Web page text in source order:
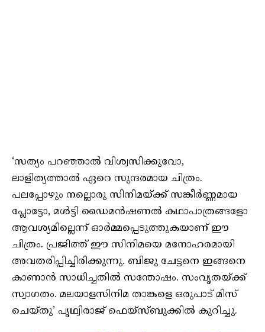
‘സത്യം പറഞ്ഞാല്‍ വിശ്വസിക്കുവോ,
ലാളിത്യത്താല്‍ ഏറെ സുന്ദരമായ ചിത്രം.
പലപ്പോഴും നല്ലൊരു സിനിമയ്ക്ക് സങ്കീര്‍ണ്ണമായ
പ്ലോട്ടോ, മള്‍ട്ടി ഡൈമന്‍ഷണല്‍ കഥാപാത്രങ്ങളോ
ആവശ്യമില്ലെന്ന് ഓര്‍മ്മപ്പെടുത്തുകയാണ് ഈ
ചിത്രം. പ്രജിത്ത് ഈ സിനിമയെ മനോഹരമായി
അവതരിപ്പിച്ചിരിക്കുന്നു. ബിജു ചേട്ടനെ ഇങ്ങനെ
കാണാന്‍ സാധിച്ചതില്‍ സന്തോഷം. സംവൃതയ്ക്ക്
സ്വാഗതം. മലയാളസിനിമ താങ്കളെ ഒരുപാട് മിസ്
ചെയ്തു’ പൃഥ്വിരാജ് ഫെയ്‌സ്ബുക്കില്‍ കുറിച്ചു.